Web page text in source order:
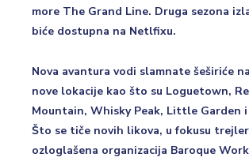
more The Grand Line. Druga sezona
biće dostupna na Netlfixu.
Nova avantura vodi slamnate šeširiće
nove lokacije kao što su Loguetown,
Mountain, Whisky Peak, Little Garden
Što se tiče novih likova, u fokusu
ozloglašena organizacija Baroque